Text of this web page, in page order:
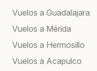
Vuelos a Guadalajara
Vuelos a Mérida
Vuelos a Hermosillo
Vuelos a Acapulco